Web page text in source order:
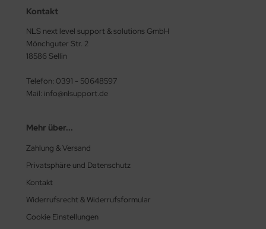
Kontakt
NLS next level support & solutions GmbH
Mönchguter Str. 2
18586 Sellin
Telefon: 0391 - 50648597
Mail: info@nlsupport.de
Mehr über...
Zahlung & Versand
Privatsphäre und Datenschutz
Kontakt
Widerrufsrecht & Widerrufsformular
Cookie Einstellungen